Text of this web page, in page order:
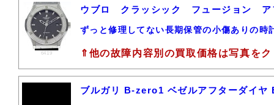
6419
ウブロ クラッシック フュージョン
ずっと修理してない長期保管の小傷ありの時
⇑他の故障内容別の買取価格は写真を
ブルガリ B-zero1 ベゼルアフターダイヤ